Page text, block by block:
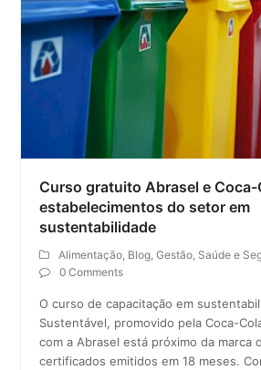
Curso gratuito Abrasel e
estabelecimentos do setor em
sustentabilidade
Alimentação, Blog,Gestão, Saúde e
0 Comments
O curso de capacitação em
Sustentável, promovido pela Coca-
com a Abrasel está próximo da marca
certificados emitidos em 18 meses.